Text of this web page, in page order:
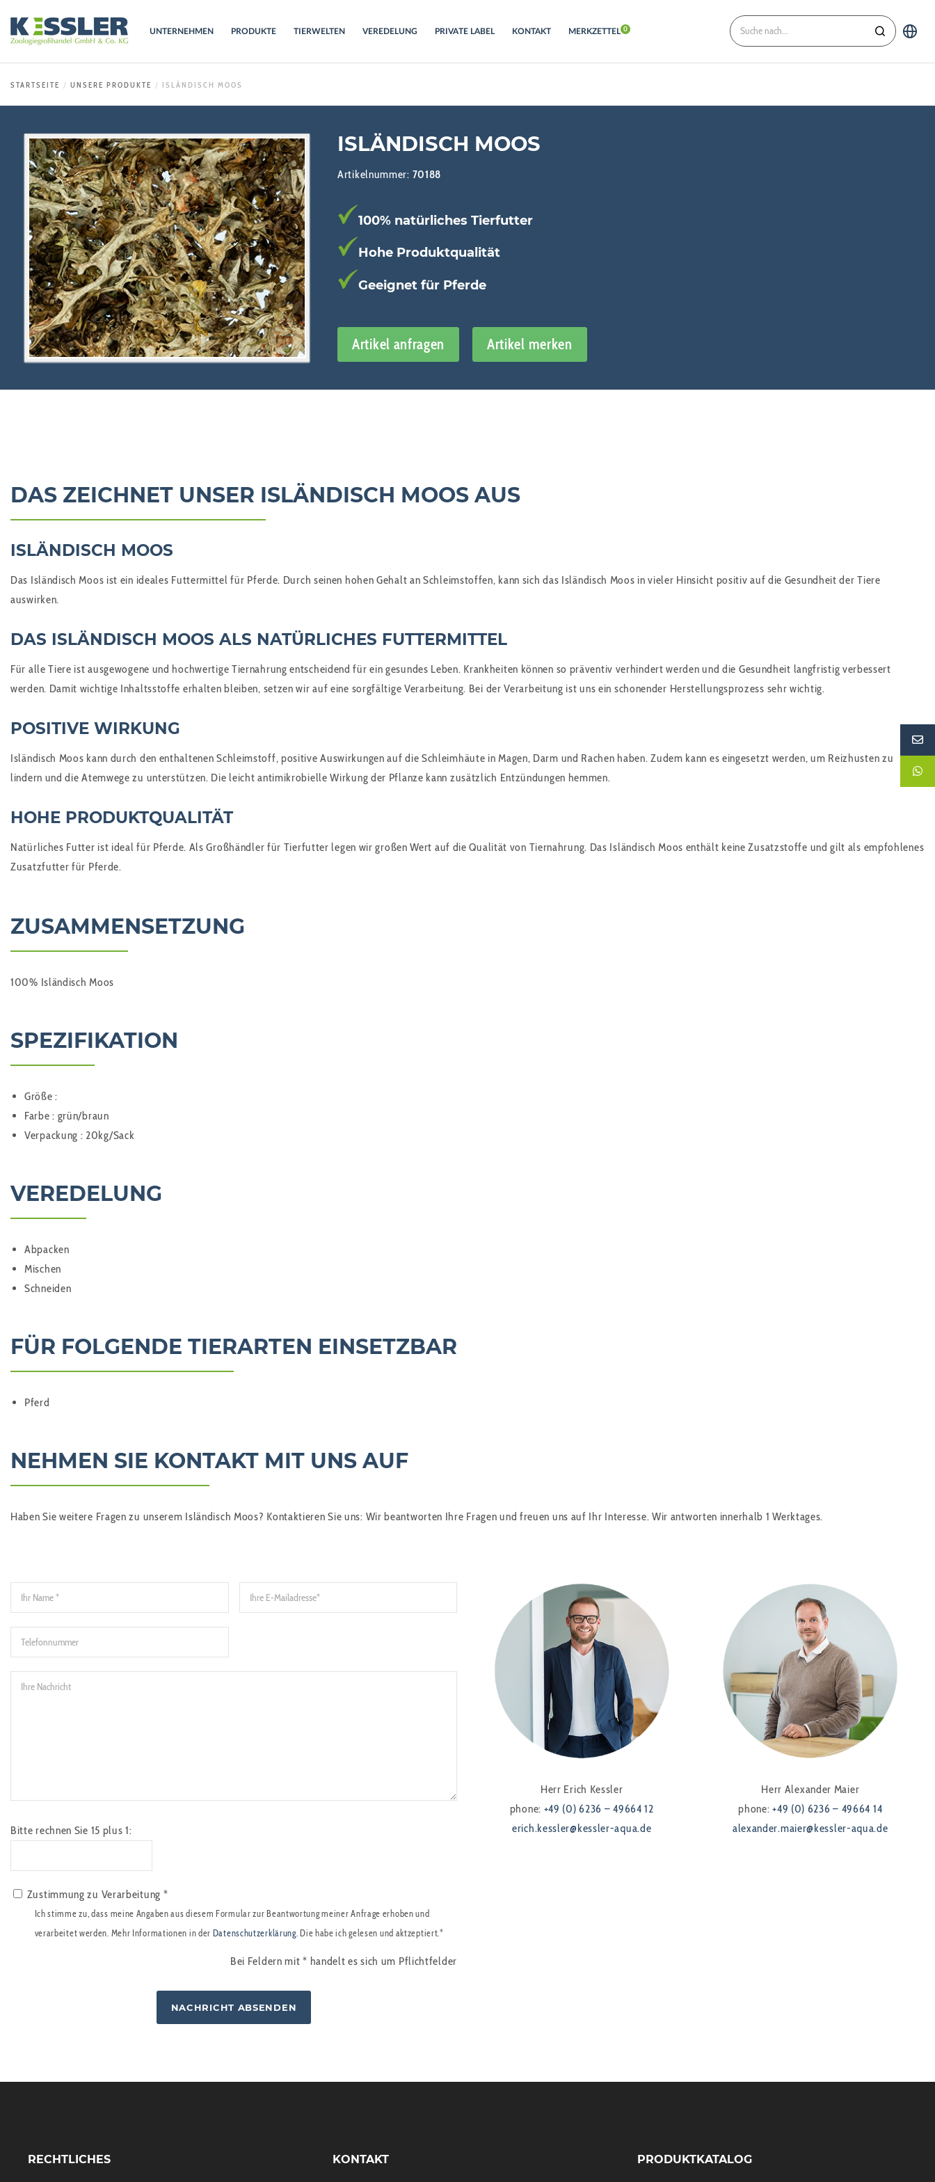
UNTERNEHMEN PRODUKTE TIERWELTEN VEREDELUNG PRIVATE LABEL KONTAKT MERKZETTEL
STARTSEITE UNSERE PRODUKTE ISLÄNDISCH MOOS
ISLÄNDISCH MOOS
Artikelnummer: 70188
100% natürliches Tierfutter
Hohe Produktqualität
Geeignet für Pferde
Artikel anfragen Artikel merken
DAS ZEICHNET UNSER ISLÄNDISCH MOOS AUS
ISLÄNDISCH MOOS
Das Isländisch Moos ist ein ideales Futtermittel für Pferde. Durch seinen hohen Gehalt an Schleimstoffen, kann sich das Isländisch Moos in vieler Hinsicht positiv auf die Gesundheit der Tiere
auswirken.
DAS ISLÄNDISCH MOOS ALS NATÜRLICHES FUTTERMITTEL
Für alle Tiere ist ausgewogene und hochwertige Tiernahrung entscheidend für ein gesundes Leben. Krankheiten können so präventiv verhindert werden und die Gesundheit langfristig verbessert
werden. Damit wichtige Inhaltsstoffe erhalten bleiben, setzen wir auf eine sorgfältige Verarbeitung. Bei der Verarbeitung ist uns ein schonender Herstellungsprozess sehr wichtig.
POSITIVE WIRKUNG
Isländisch Moos kann durch den enthaltenen Schleimstoff, positive Auswirkungen auf die Schleimhäute in Magen, Darm und Rachen haben. Zudem kann es eingesetzt werden, um Reizhusten zu
lindern und die Atemwege zu unterstützen. Die leicht antimikrobielle Wirkung der Pflanze kann zusätzlich Entzündungen hemmen.
HOHE PRODUKTQUALITÄT
Natürliches Futter ist ideal für Pferde. Als Großhändler für Tierfutter legen wir großen Wert auf die Qualität von Tiernahrung. Das Isländisch Moos enthält keine Zusatzstoffe und gilt als empfohlenes
Zusatzfutter für Pferde.
ZUSAMMENSETZUNG
100% Isländisch Moos
SPEZIFIKATION
Größe :
Farbe : grün/braun
Verpackung : 20kg/Sack
VEREDELUNG
Abpacken
Mischen
Schneiden
FÜR FOLGENDE TIERARTEN EINSETZBAR
Pferd
NEHMEN SIE KONTAKT MIT UNS AUF
Haben Sie weitere Fragen zu unserem Isländisch Moos? Kontaktieren Sie uns: Wir beantworten Ihre Fragen und freuen uns auf Ihr Interesse. Wir antworten innerhalb 1 Werktages.
Bitte rechnen Sie 15 plus 1:
Zustimmung zu Verarbeitung *
Ich stimme zu, dass meine Angaben aus diesem Formular zur Beantwortung meiner Anfrage erhoben und
verarbeitet werden. Mehr Informationen in der Datenschutzerklärung. Die habe ich gelesen und aktzeptiert.*
Bei Feldern mit* handelt es sich um Pflichtfelder
Herr Erich Kessler
phone: +49 (0) 6236 – 49664 12
erich.kessler@kessler-aqua.de
Herr Alexander Maier
phone:+49 (0) 6236 – 49664 14
alexander.maier@kessler-aqua.de
RECHTLICHES KONTAKT PRODUKTKATALOG